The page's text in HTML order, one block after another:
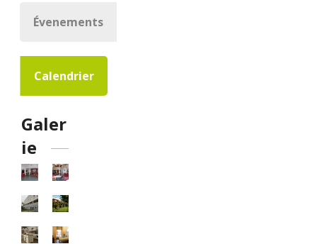
Évenements
Calendrier
Galer
ie